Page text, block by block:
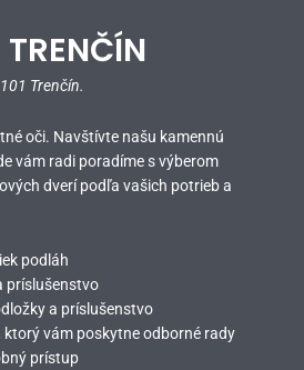
Trenčín.
oči. Navštívte našu kamennú
vám radi poradíme s výberom
dverí podľa vašich potrieb a
podláh
príslušenstvo
a príslušenstvo
ktorý vám poskytne odborné rady
prístup